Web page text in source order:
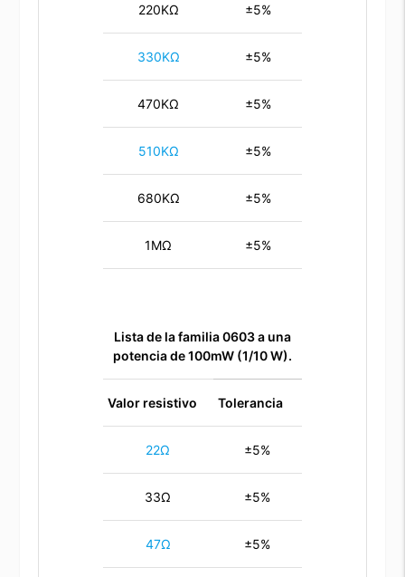
220KΩ ±5%
330KΩ ±5%
470KΩ ±5%
510KΩ ±5%
680KΩ ±5%
1MΩ ±5%
Lista de la familia 0603 a una
potencia de 100mW (1/10 W).
Valor resistivo Tolerancia
22Ω ±5%
33Ω ±5%
47Ω ±5%